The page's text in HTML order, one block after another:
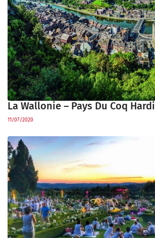
La Wallonie – Pays Du Coq Hardi
11/07/2020